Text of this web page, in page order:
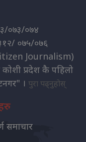
०७३/०७४
०७५/०७६
Journalism)
कोशी प्रदेश कै पहिलो
। पुरा पढ्नुहोस्
समाचार